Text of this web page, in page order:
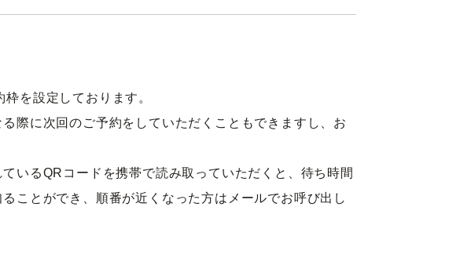
を設定しております。
際に次回のご予約をしていただくこともできますし、お
いるQRコードを携帯で読み取っていただくと、待ち時間
ことができ、順番が近くなった方はメールでお呼び出し